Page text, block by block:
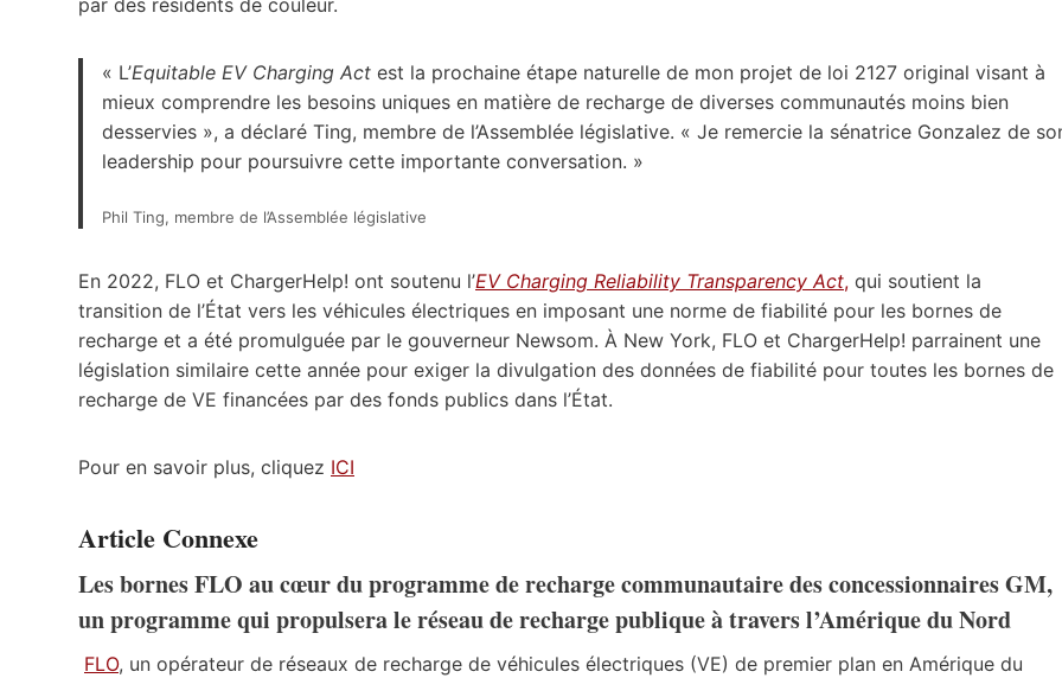
par des résidents de couleur.
« L’Equitable EV Charging Act est la prochaine étape naturelle de mon projet de loi 2127 original visant à
mieux comprendre les besoins uniques en matière de recharge de diverses communautés moins bien
desservies », a déclaré Ting, membre de l’Assemblée législative. « Je remercie la sénatrice Gonzalez de
leadership pour poursuivre cette importante conversation. »
Phil Ting, membre de l’Assemblée législative
En 2022, FLO et ChargerHelp! ont soutenu l’EV Charging Reliability Transparency Act, qui soutient la
transition de l’État vers les véhicules électriques en imposant une norme de fiabilité pour les bornes de
recharge et a été promulguée par le gouverneur Newsom. À New York, FLO et ChargerHelp! parrainent une
législation similaire cette année pour exiger la divulgation des données de fiabilité pour toutes les bornes de
recharge de VE financées par des fonds publics dans l’État.
Pour en savoir plus, cliquez ICI
Article Connexe
Les bornes FLO au cœur du programme de recharge communautaire des concessionnaires GM,
un programme qui propulsera le réseau de recharge publique à travers l’Amérique du Nord
FLO, un opérateur de réseaux de recharge de véhicules électriques (VE) de premier plan en Amérique du